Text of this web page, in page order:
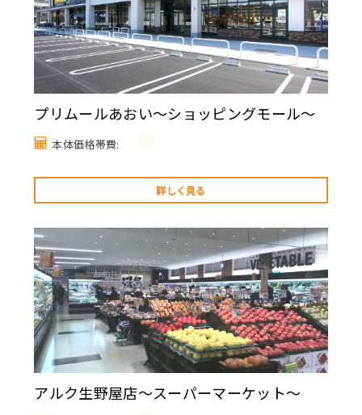
プリムールあおい～ショッピングモール～
本体価格帯費:
詳しく見る
アルク生野屋店～スーパーマーケット～